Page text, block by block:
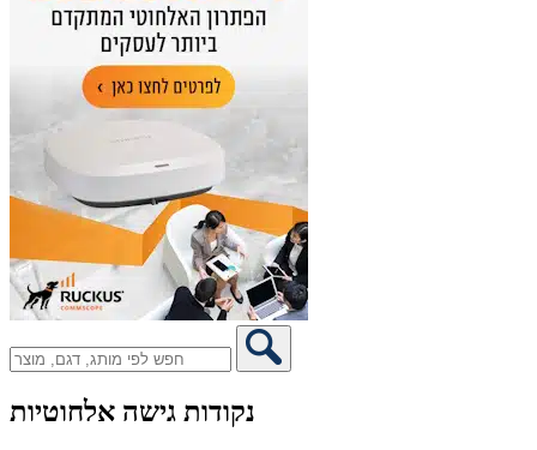
נקודות גישה אלחוטיות